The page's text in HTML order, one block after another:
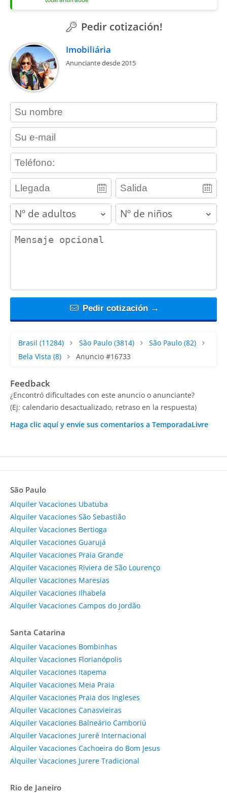
Pedir cotización!
Imobiliária
Anunciante desde 2015
contact_name
contact_email
contact_phone
adults children
contact_message
Pedir cotización →
Brasil (11284) São Paulo(3814) São Paulo (82)
Bela Vista (8) Anuncio #16733
Feedback
¿Encontró dificultades con este anuncio o anunciante?
(Ej: calendario desactualizado, retraso en la respuesta)
Haga clic aquí y envíe sus comentarios a TemporadaLivre
São Paulo
Alquiler Vacaciones Ubatuba
Alquiler Vacaciones São Sebastião
Alquiler Vacaciones Bertioga
Alquiler Vacaciones Guarujá
Alquiler Vacaciones Praia Grande
Alquiler Vacaciones Riviera de São Lourenço
Alquiler Vacaciones Maresias
Alquiler Vacaciones Ilhabela
Alquiler Vacaciones Campos do Jordão
Santa Catarina
Alquiler Vacaciones Bombinhas
Alquiler Vacaciones Florianópolis
Alquiler Vacaciones Itapema
Alquiler Vacaciones Meia Praia
Alquiler Vacaciones Praia dos Ingleses
Alquiler Vacaciones Canasvieiras
Alquiler Vacaciones Balneário Camboriú
Alquiler Vacaciones Jurerê Internacional
Alquiler Vacaciones Cachoeira do Bom Jesus
Alquiler Vacaciones Jurere Tradicional
Rio de Janeiro